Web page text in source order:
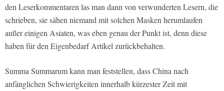
den Leserkommentaren las man dann von verwunderten Lesern, die
schrieben, sie sähen niemand mit solchen Masken herumlaufen
außer einigen Asiaten, was eben genau der Punkt ist, denn diese
haben für den Eigenbedarf Artikel zurückbehalten.
Summa Summarum kann man feststellen, dass China nach
anfänglichen Schwierigkeiten innerhalb kürzester Zeit mit